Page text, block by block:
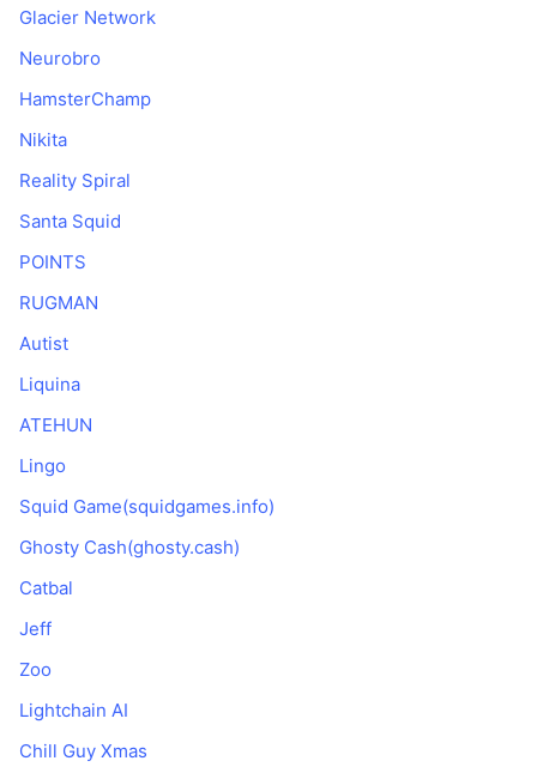
Glacier Network
Neurobro
HamsterChamp
Nikita
Reality Spiral
Santa Squid
POINTS
RUGMAN
Autist
Liquina
ATEHUN
Lingo
Squid Game(squidgames.info)
Ghosty Cash(ghosty.cash)
Catbal
Jeff
Zoo
Lightchain AI
Chill Guy Xmas